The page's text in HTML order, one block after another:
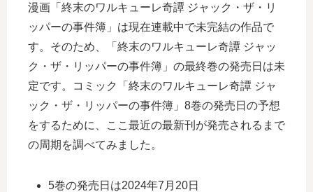
漫画「終末のワルキューレ奇譚 ジャック・ザ・リ
ッパーの事件簿」は現在連載中で未完結の作品で
す。そのため、「終末のワルキューレ奇譚 ジャッ
ク・ザ・リッパーの事件簿」の最終巻の発売日は未
定です。コミック「終末のワルキューレ奇譚 ジャ
ック・ザ・リッパーの事件簿」8巻の発売日の予想
をするために、ここ最近の最新刊が発売されるまで
の周期を調べてみました。
5巻の発売日は2024年7月20日